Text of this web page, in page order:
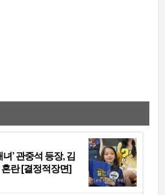
’ 관중석 등장, 김
란 [결정적장면]